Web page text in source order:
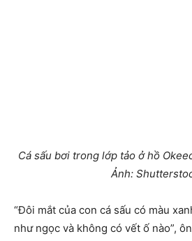
Cá sấu bơi trong lớp tảo ở hồ
Ảnh:
“Đôi mắt của con cá sấu có màu
như ngọc và không có vết ố nào”,